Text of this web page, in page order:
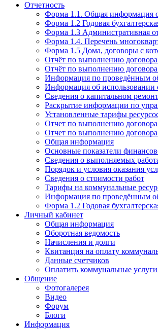
Отчетность
Форма 1.1. Общая информация
Форма 1.2 Годовая
Форма 1.3 Административная
Форма 1.4. Перечень
Форма 1.5 Дома, договоры с
Отчёт по выполнению
Отчёт по выполнению
Информация по проведённым
Информация об
Сведения о капитальном
Раскрытие информации по
Установленные тарифы
Отчет по выполнению
Отчет по выполнению
Общая информация
Основные показатели
Сведения о выполняемых
Порядок и условия оказания
Сведения о стоимости работ
Тарифы на коммунальные
Информация по проведённым
Форма 1.2 Годовая
Личный кабинет
Общая информация
Оборотная ведомость
Начисления и долги
Квитанция на оплату
Данные счетчиков
Оплатить коммунальные услуги
Общение
Фотогалерея
Видео
Форум
Блоги
Информация